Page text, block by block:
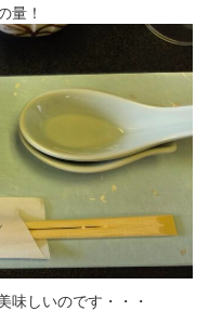
量！
味しいのです・・・